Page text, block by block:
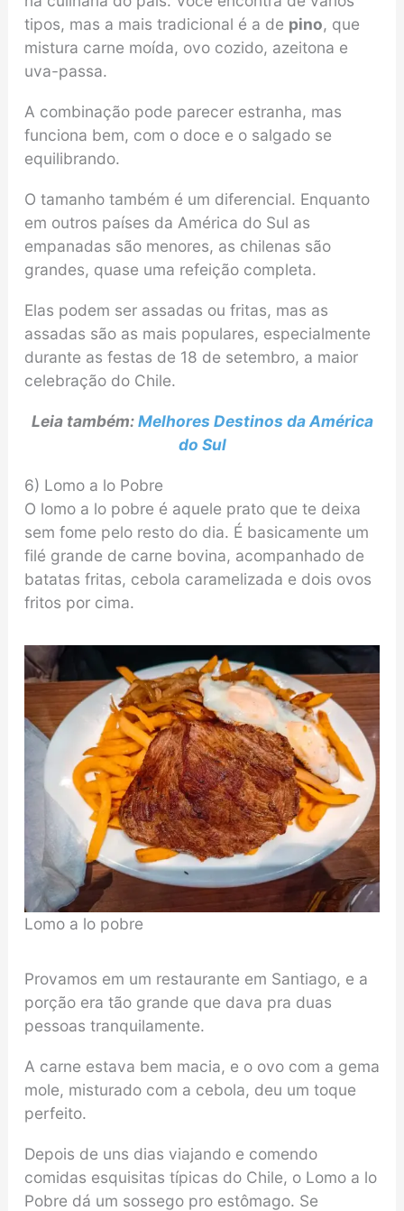
tipos, mas a mais tradicional é a de pino, que
mistura carne moída, ovo cozido, azeitona e
uva-passa.
A combinação pode parecer estranha, mas
funciona bem, com o doce e o salgado se
equilibrando.
O tamanho também é um diferencial. Enquanto
em outros países da América do Sul as
empanadas são menores, as chilenas são
grandes, quase uma refeição completa.
Elas podem ser assadas ou fritas, mas as
assadas são as mais populares, especialmente
durante as festas de 18 de setembro, a maior
celebração do Chile.
Leia também:Melhores Destinos da América
do Sul
6) Lomo a lo Pobre
O lomo a lo pobre é aquele prato que te deixa
sem fome pelo resto do dia. É basicamente um
filé grande de carne bovina, acompanhado de
batatas fritas, cebola caramelizada e dois ovos
fritos por cima.
Lomo a lo pobre
Provamos em um restaurante em Santiago, e a
porção era tão grande que dava pra duas
pessoas tranquilamente.
A carne estava bem macia, e o ovo com a gema
mole, misturado com a cebola, deu um toque
perfeito.
Depois de uns dias viajando e comendo
comidas esquisitas típicas do Chile, o Lomo a lo
Pobre dá um sossego pro estômago. Se